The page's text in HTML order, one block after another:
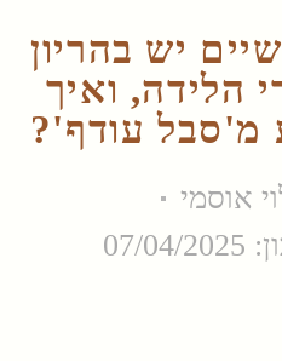
יש בהריון
הלידה, ואיך
מ'סבל עודף'?
אוסמי